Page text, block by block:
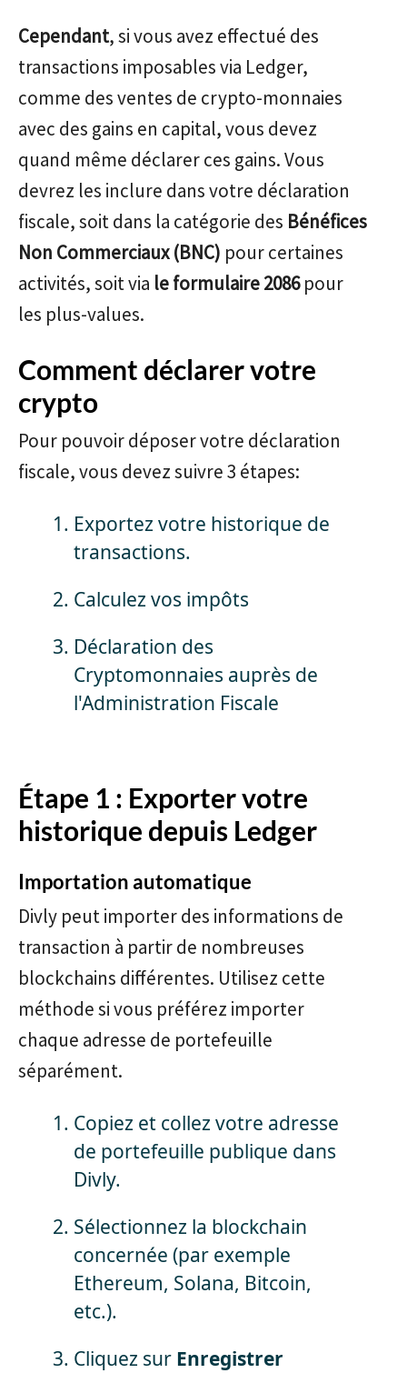
Cependant, si vous avez effectué des
transactions imposables via Ledger,
comme des ventes de crypto-monnaies
avec des gains en capital, vous devez
quand même déclarer ces gains. Vous
devrez les inclure dans votre déclaration
fiscale, soit dans la catégorie des Bénéfices
Non Commerciaux (BNC) pour certaines
activités, soit via le formulaire 2086pour
les plus-values.
Comment déclarer votre
crypto
Pour pouvoir déposer votre déclaration
fiscale, vous devez suivre 3 étapes:
Exportez votre historique de
transactions.
Calculez vos impôts
Déclaration des
Cryptomonnaies auprès de
l'Administration Fiscale
Étape 1 : Exporter votre
historique depuis Ledger
Importation automatique
Divly peut importer des informations de
transaction à partir de nombreuses
blockchains différentes. Utilisez cette
méthode si vous préférez importer
chaque adresse de portefeuille
séparément.
Copiez et collez votre adresse
de portefeuille publique dans
Divly.
Sélectionnez la blockchain
concernée (par exemple
Ethereum, Solana, Bitcoin,
etc.).
Cliquez sur Enregistrer